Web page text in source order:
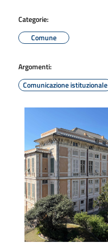
Categorie:
Comune
Argomenti:
Comunicazione istituzionale